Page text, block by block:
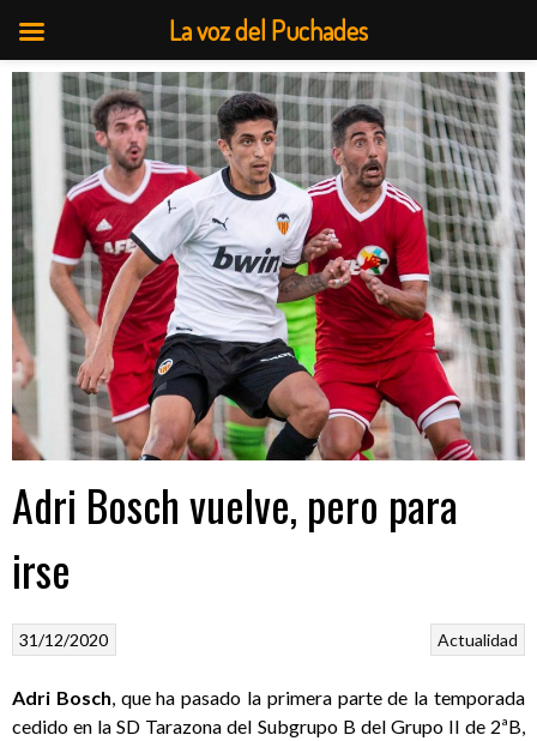
Saltar
contenido
Adri Bosch vuelve, pero para
irse
Actualidad
31/12/2020
Adri Bosch, que ha pasado la primera parte de la temporada
cedido en la SD Tarazona del Subgrupo B del Grupo II de 2ªB,
La voz del Puchades